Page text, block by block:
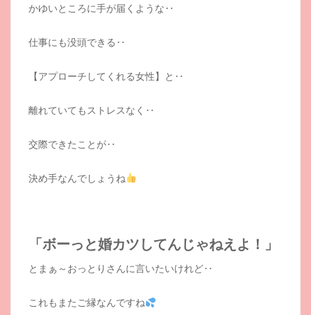
かゆいところに手が届くような‥
仕事にも没頭できる‥
【アプローチしてくれる女性】と‥
離れていてもストレスなく‥
交際できたことが‥
決め手なんでしょうね
「ボーっと婚カツしてんじゃねえよ！」
とまぁ～おっとりさんに言いたいけれど‥
これもまたご縁なんですね